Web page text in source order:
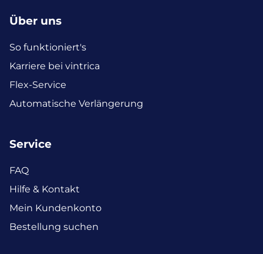
Über uns
So funktioniert's
Karriere bei vintrica
Flex-Service
Automatische Verlängerung
Service
FAQ
Hilfe & Kontakt
Mein Kundenkonto
Bestellung suchen